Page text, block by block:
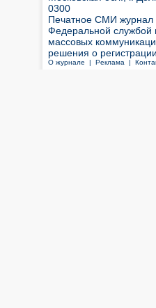
0300
Печатное СМИ журнал
Федеральной службой
массовых
решения о
О журнале | Реклама |